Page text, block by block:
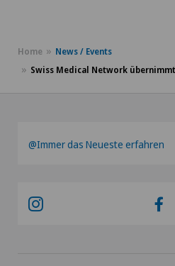
Home
News / Events
Swiss Medical Network
@Immer das Neueste erfahren